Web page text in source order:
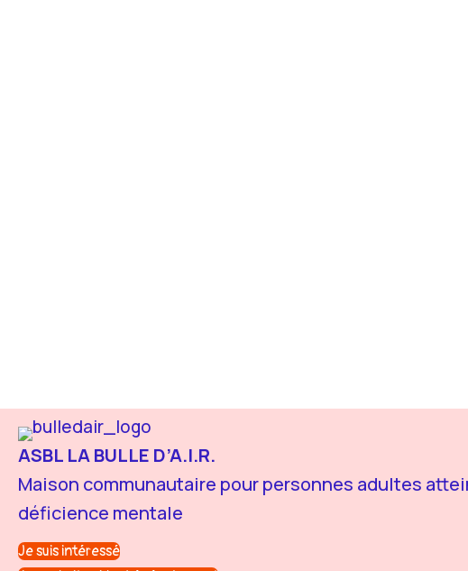
ASBL LA BULLE D’A.I.R.
Maison communautaire pour personnes adultes
déficience mentale
Je suis intéressé